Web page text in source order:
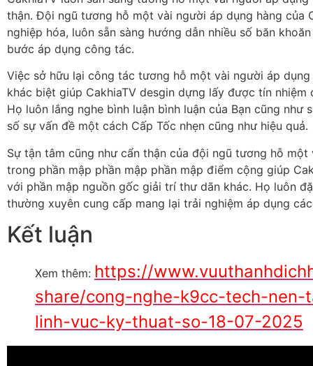
thận. Đội ngũ tương hỗ một vài người áp dụng hàng của
nghiệp hóa, luôn sẵn sàng hướng dẫn nhiều số băn
bước áp dụng công tác.
Việc sở hữu lại công tác tương hỗ một vài người áp
khác biệt giúp CakhiaTV desgin dựng lấy được tín nhiệm
Họ luôn lắng nghe bình luận bình luận của Bạn cũng như
số sự vấn đề một cách Cấp Tốc nhẹn cũng như hiệu quả.
Sự tận tâm cũng như cẩn thận của đội ngũ tương hỗ
trong phần mập phần mập phần mập điểm cộng giúp
với phần mập nguồn gốc giải trí thư dãn khác. Họ luôn
thường xuyên cung cấp mang lại trải nghiệm áp dụng
Kết luận
Xem thêm: https://
share/cong-nghe-k9cc-tech-
linh-vuc-ky-thuat-so-18-07-2025